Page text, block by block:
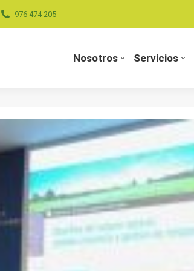
976 474 205
Nosotros Servicios